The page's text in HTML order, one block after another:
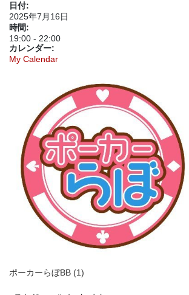
日付:
2025年7月16日
時間:
19:00 - 22:00
カレンダー:
My Calendar
ポーカーらぼBB (1)